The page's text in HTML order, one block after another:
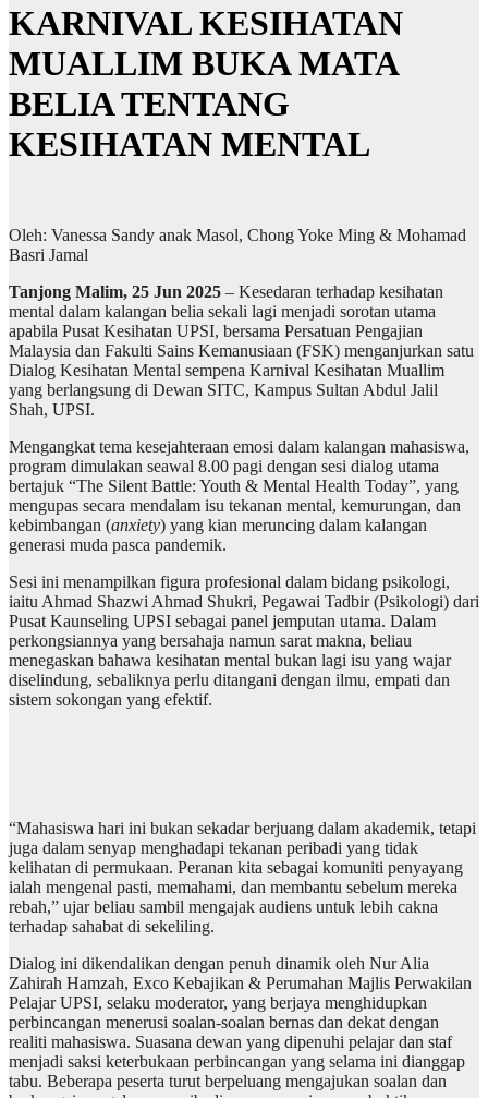
KARNIVAL KESIHATAN
MUALLIM BUKA MATA
BELIA TENTANG
KESIHATAN MENTAL
Oleh: Vanessa Sandy anak Masol, Chong Yoke Ming & Mohamad
Basri Jamal
Tanjong Malim, 25 Jun 2025 – Kesedaran terhadap kesihatan
mental dalam kalangan belia sekali lagi menjadi sorotan utama
apabila Pusat Kesihatan UPSI, bersama Persatuan Pengajian
Malaysia dan Fakulti Sains Kemanusiaan (FSK) menganjurkan satu
Dialog Kesihatan Mental sempena Karnival Kesihatan Muallim
yang berlangsung di Dewan SITC, Kampus Sultan Abdul Jalil
Shah, UPSI.
Mengangkat tema kesejahteraan emosi dalam kalangan mahasiswa,
program dimulakan seawal 8.00 pagi dengan sesi dialog utama
bertajuk “The Silent Battle: Youth & Mental Health Today”, yang
mengupas secara mendalam isu tekanan mental, kemurungan, dan
kebimbangan (anxiety) yang kian meruncing dalam kalangan
generasi muda pasca pandemik.
Sesi ini menampilkan figura profesional dalam bidang psikologi,
iaitu Ahmad Shazwi Ahmad Shukri, Pegawai Tadbir (Psikologi) dari
Pusat Kaunseling UPSI sebagai panel jemputan utama. Dalam
perkongsiannya yang bersahaja namun sarat makna, beliau
menegaskan bahawa kesihatan mental bukan lagi isu yang wajar
diselindung, sebaliknya perlu ditangani dengan ilmu, empati dan
sistem sokongan yang efektif.
“Mahasiswa hari ini bukan sekadar berjuang dalam akademik, tetapi
juga dalam senyap menghadapi tekanan peribadi yang tidak
kelihatan di permukaan. Peranan kita sebagai komuniti penyayang
ialah mengenal pasti, memahami, dan membantu sebelum mereka
rebah,” ujar beliau sambil mengajak audiens untuk lebih cakna
terhadap sahabat di sekeliling.
Dialog ini dikendalikan dengan penuh dinamik oleh Nur Alia
Zahirah Hamzah, Exco Kebajikan & Perumahan Majlis Perwakilan
Pelajar UPSI, selaku moderator, yang berjaya menghidupkan
perbincangan menerusi soalan-soalan bernas dan dekat dengan
realiti mahasiswa. Suasana dewan yang dipenuhi pelajar dan staf
menjadi saksi keterbukaan perbincangan yang selama ini dianggap
tabu. Beberapa peserta turut berpeluang mengajukan soalan dan